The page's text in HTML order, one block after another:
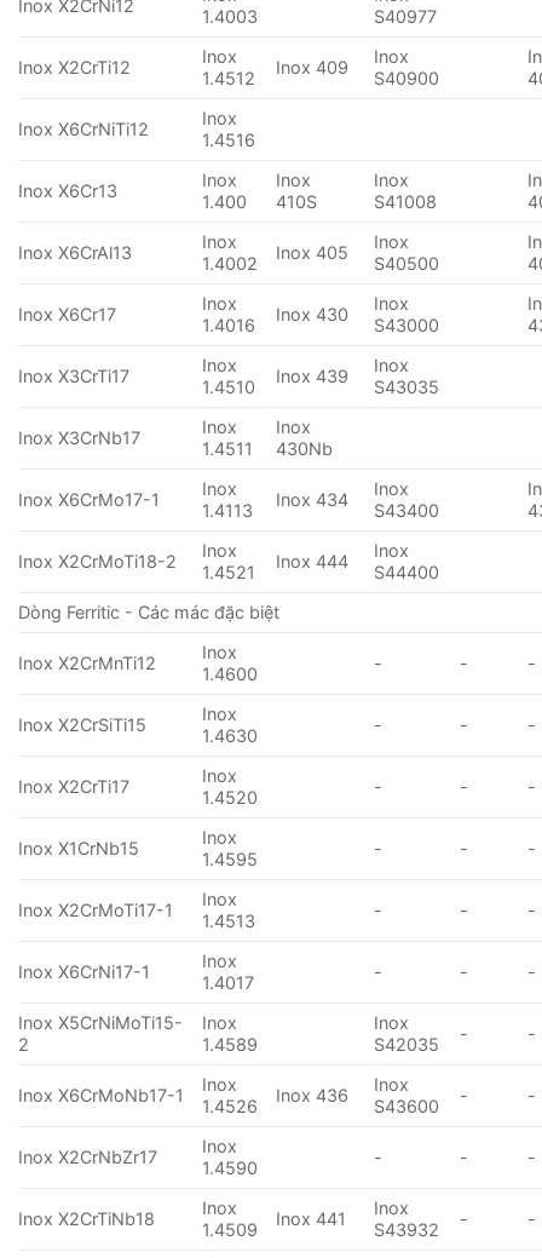
Inox X2CrNi12
1.4003
S40977
Inox X2CrTi12
Inox
1.4512
Inox 409
Inox
S40900
Inox X6CrNiTi12
Inox
1.4516
Inox X6Cr13
Inox
1.400
Inox
410S
Inox
S41008
Inox X6CrAl13
Inox
1.4002
Inox 405
Inox
S40500
Inox X6Cr17
Inox
1.4016
Inox 430
Inox
S43000
Inox X3CrTi17
Inox
1.4510
Inox 439
Inox
S43035
Inox X3CrNb17
Inox
1.4511
Inox
430Nb
Inox X6CrMo17-1
Inox
1.4113
Inox 434
Inox
S43400
Inox X2CrMoTi18-2
Inox
1.4521
Inox 444
Inox
S44400
Dòng Ferritic - Các mác đặc biệt
Inox X2CrMnTi12
Inox
1.4600
- - -
Inox X2CrSiTi15
Inox
1.4630
- - -
Inox X2CrTi17
Inox
1.4520
- - -
Inox X1CrNb15
Inox
1.4595
- - -
Inox X2CrMoTi17-1
Inox
1.4513
- - -
Inox X6CrNi17-1
Inox
1.4017
- - -
Inox X5CrNiMoTi15-
2
Inox
1.4589
Inox
S42035
- -
Inox X6CrMoNb17-1
Inox
1.4526
Inox 436
Inox
S43600
- -
Inox X2CrNbZr17
Inox
1.4590
- - -
Inox X2CrTiNb18
Inox
1.4509
Inox 441
Inox
S43932
- -